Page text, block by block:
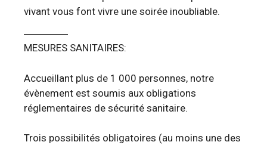
vivant vous font vivre une soirée inoubliable.
MESURES SANITAIRES:
Accueillant plus de 1 000 personnes, notre
évènement est soumis aux obligations
réglementaires de sécurité sanitaire.
Trois possibilités obligatoires (au moins une des